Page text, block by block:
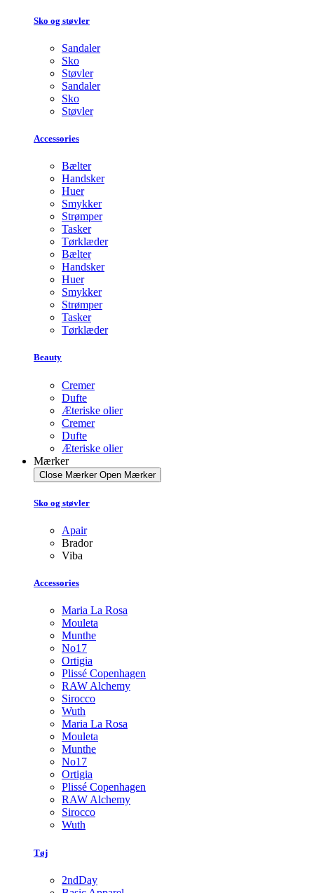
Sko og støvler
Sandaler
Sko
Støvler
Sandaler
Sko
Støvler
Accessories
Bælter
Handsker
Huer
Smykker
Strømper
Tasker
Tørklæder
Bælter
Handsker
Huer
Smykker
Strømper
Tasker
Tørklæder
Beauty
Cremer
Dufte
Æteriske olier
Cremer
Dufte
Æteriske olier
Mærker
Close Mærker Open Mærker
Sko og støvler
Apair
Brador
Viba
Accessories
Maria La Rosa
Mouleta
Munthe
No17
Ortigia
Plissé Copenhagen
RAW Alchemy
Sirocco
Wuth
Maria La Rosa
Mouleta
Munthe
No17
Ortigia
Plissé Copenhagen
RAW Alchemy
Sirocco
Wuth
Tøj
2ndDay